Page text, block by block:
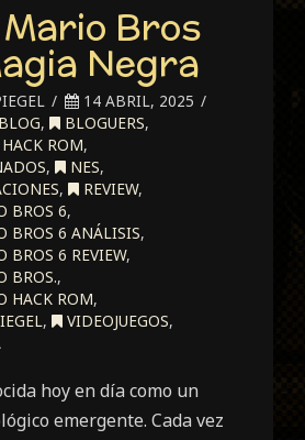
Bros
Negra
14 ABRIL, 2025
BLOG, BLOGUERS,
HACK ROM,
, NES,
, REVIEW,
BROS 6,
BROS 6 ANÁLISIS,
BROS 6 REVIEW,
BROS.,
HACK ROM,
, VIDEOJUEGOS,
hoy en día como un
emergente. Cada vez